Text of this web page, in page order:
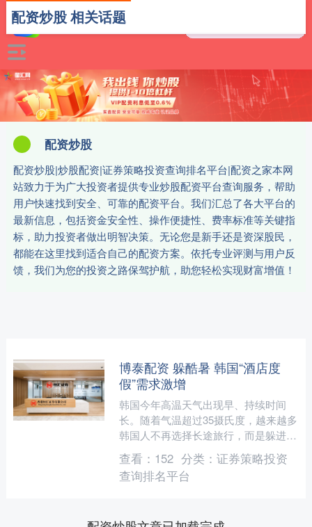
配资炒股
配资炒股|炒股配资|证券策略投资查询排名平台|配资之家本网
站致力于为广大投资者提供专业炒股配资平台查询服务，帮助
用户快速找到安全、可靠的配资平台。我们汇总了各大平台的
最新信息，包括资金安全性、操作便捷性、费率标准等关键指
标，助力投资者做出明智决策。无论您是新手还是资深股民，
都能在这里找到适合自己的配资方案。依托专业评测与用户反
馈，我们为您的投资之路保驾护航，助您轻松实现财富增值！
配资炒股 相关话题
博泰配资 躲酷暑 韩国“酒店度
假”需求激增
韩国今年高温天气出现早、持续时间
长。随着气温超过35摄氏度，越来越多
韩国人不再选择长途旅行，而是躲进冷
气充足的酒店和度假村避暑，引发“酒
店度假”热潮。 “酒店度....
查看： 152 分类： 证券策略投资
查询排名平台